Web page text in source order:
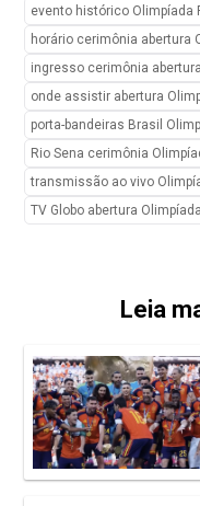
evento histórico Olimpíada
horário cerimônia abertura
ingresso cerimônia
onde assistir abertura
porta-bandeiras Brasil
Rio Sena cerimônia
transmissão ao vivo
TV Globo abertura
Leia